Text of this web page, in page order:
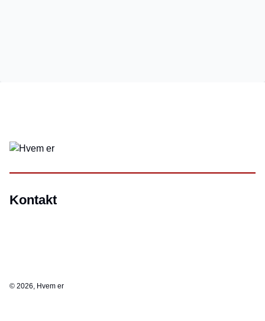
Kontakt
© 2026, Hvem er